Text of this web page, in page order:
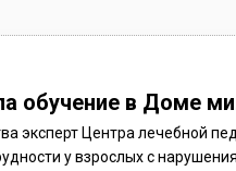
обучение в Доме
эксперт Центра лечебной
у взрослых с